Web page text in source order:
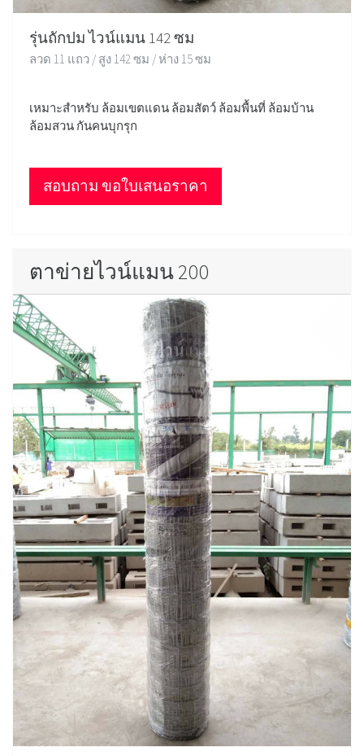
รุ่นถักปม ไวน์แมน 142 ซม
ลวด 11 แถว / สูง 142 ซม / ห่าง 15 ซม
เหมาะสำหรับ ล้อมเขตแดน ล้อมสัตว์ ล้อมพื้นที่ ล้อมบ้าน
ล้อมสวน กันคนบุกรุก
สอบถาม ขอใบเสนอราคา
ตาข่ายไวน์แมน 200